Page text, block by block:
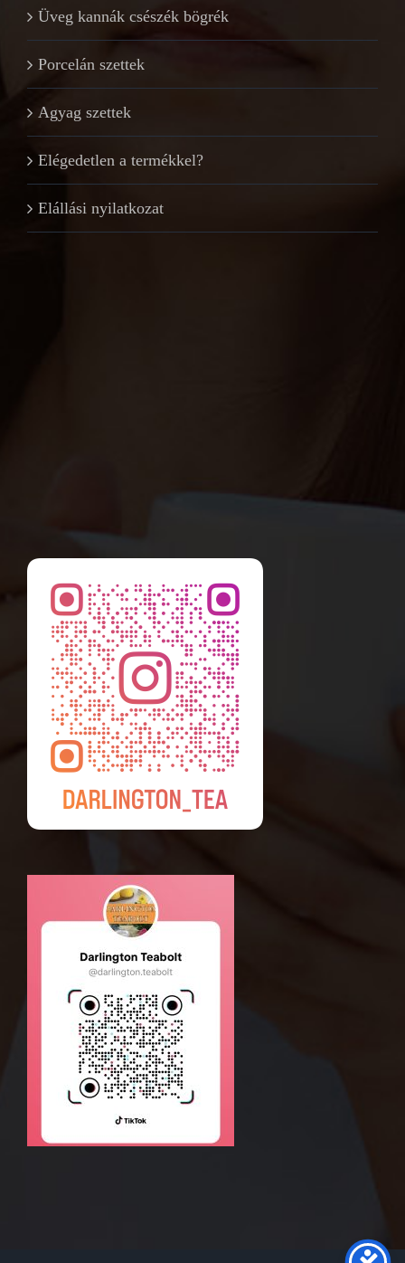
Üveg kannák csészék bögrék
Porcelán szettek
Agyag szettek
Elégedetlen a termékkel?
Elállási nyilatkozat